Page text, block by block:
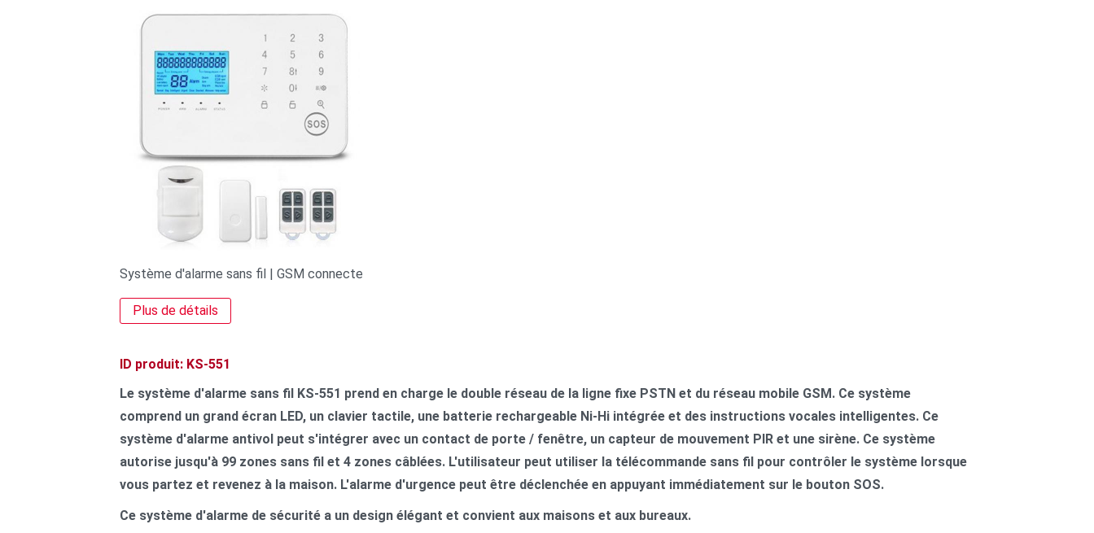
Système d'alarme sans fil | GSM connecte
Plus de détails
ID produit: KS-551
Le système d'alarme sans fil KS-551 prend en charge le double réseau de la ligne fixe PSTN et du réseau mobile GSM. Ce système
comprend un grand écran LED, un clavier tactile, une batterie rechargeable Ni-Hi intégrée et des instructions vocales intelligentes. Ce
système d'alarme antivol peut s'intégrer avec un contact de porte / fenêtre, un capteur de mouvement PIR et une sirène. Ce système
autorise jusqu'à 99 zones sans fil et 4 zones câblées. L'utilisateur peut utiliser la télécommande sans fil pour contrôler le système lorsque
vous partez et revenez à la maison. L'alarme d'urgence peut être déclenchée en appuyant immédiatement sur le bouton SOS.
Ce système d'alarme de sécurité a un design élégant et convient aux maisons et aux bureaux.